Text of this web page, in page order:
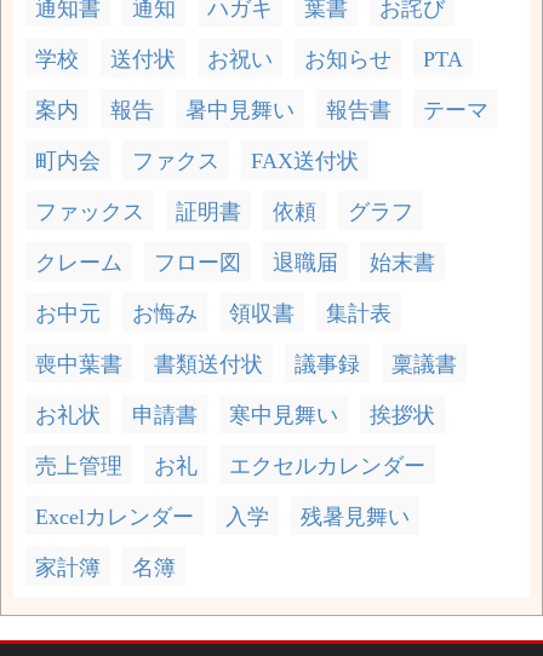
通知書 通知 ハガキ 葉書 お詫び
学校 送付状 お祝い お知らせ PTA
案内 報告 暑中見舞い 報告書 テーマ
町内会 ファクス FAX送付状
ファックス 証明書 依頼 グラフ
クレーム フロー図 退職届 始末書
お中元 お悔み 領収書 集計表
喪中葉書 書類送付状 議事録 稟議書
お礼状 申請書 寒中見舞い 挨拶状
売上管理 お礼 エクセルカレンダー
Excelカレンダー 入学 残暑見舞い
家計簿 名簿